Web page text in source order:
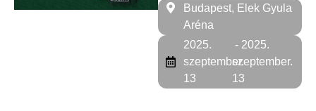
Budapest, Elek Gyula
Aréna
2025.
szeptember.
13
- 2025.
szeptember.
13